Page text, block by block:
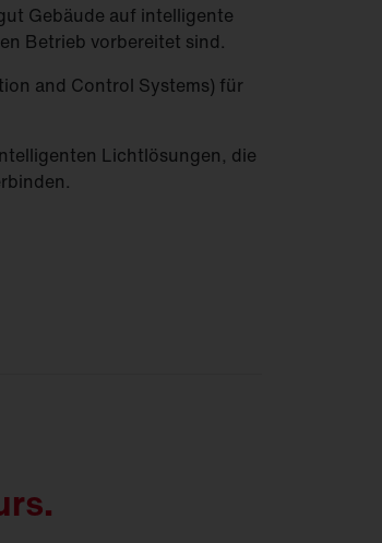
Gebäude auf intelligente
Betrieb vorbereitet sind.
and Control Systems) für
Lichtlösungen, die